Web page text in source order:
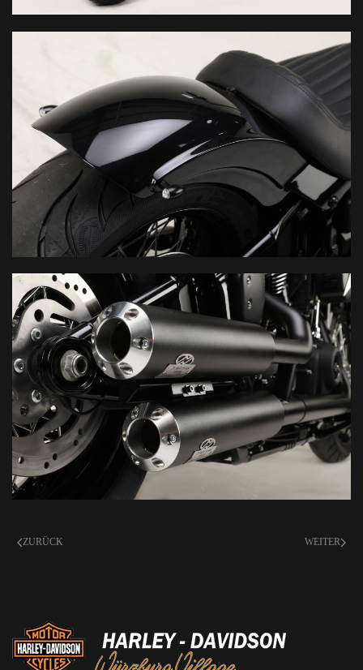
ZURÜCK WEITER